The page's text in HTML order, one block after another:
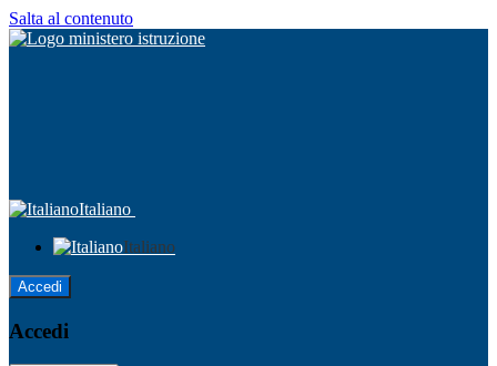
Salta al contenuto
Italiano
Italiano
Accedi
Accedi